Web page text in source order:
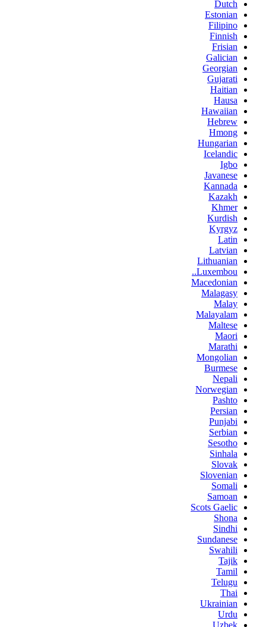
Dutch
Estonian
Filipino
Finnish
Frisian
Galician
Georgian
Gujarati
Haitian
Hausa
Hawaiian
Hebrew
Hmong
Hungarian
Icelandic
Igbo
Javanese
Kannada
Kazakh
Khmer
Kurdish
Kyrgyz
Latin
Latvian
Lithuanian
Luxembou..
Macedonian
Malagasy
Malay
Malayalam
Maltese
Maori
Marathi
Mongolian
Burmese
Nepali
Norwegian
Pashto
Persian
Punjabi
Serbian
Sesotho
Sinhala
Slovak
Slovenian
Somali
Samoan
Scots Gaelic
Shona
Sindhi
Sundanese
Swahili
Tajik
Tamil
Telugu
Thai
Ukrainian
Urdu
Uzbek